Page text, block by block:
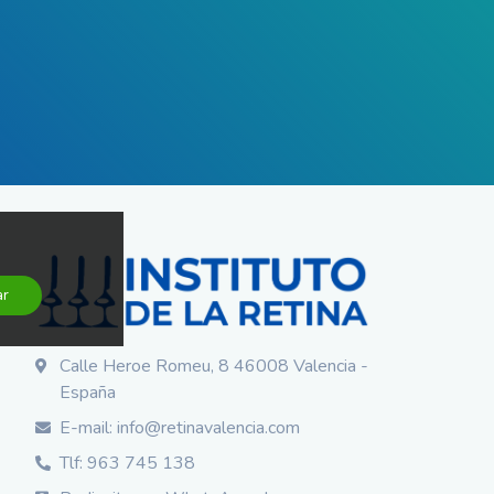
Calle Heroe Romeu, 8 46008 Valencia -
España
E-mail: info@retinavalencia.com
Tlf: 963 745 138